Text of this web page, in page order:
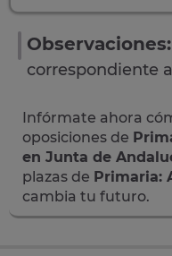
Observaciones:
correspondiente
Infórmate ahora
oposiciones de
en Junta de
plazas de Primaria:
cambia tu futuro.